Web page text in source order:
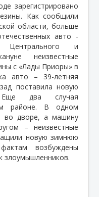
зарегистрировано
Как сообщили
области, больше
авто -
Центрального и
неизвестные
с «Лады Приоры» в
авто – 39-летняя
поставила новую
Еще два случая
районе. В одном
во дворе, а машину
– неизвестные
новую зимнюю
возбуждены
злоумышленников.